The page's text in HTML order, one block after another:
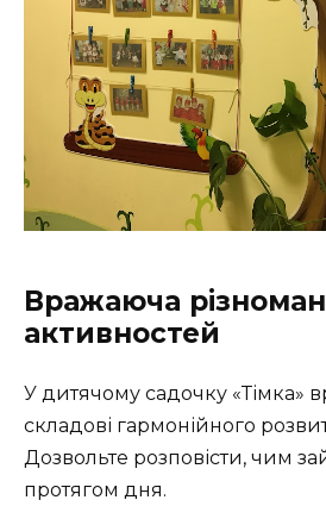
Вражаюча
активностей
У дитячому садочку «Тімка»
складові гармонійного
Дозвольте розповісти, чим
протягом дня.